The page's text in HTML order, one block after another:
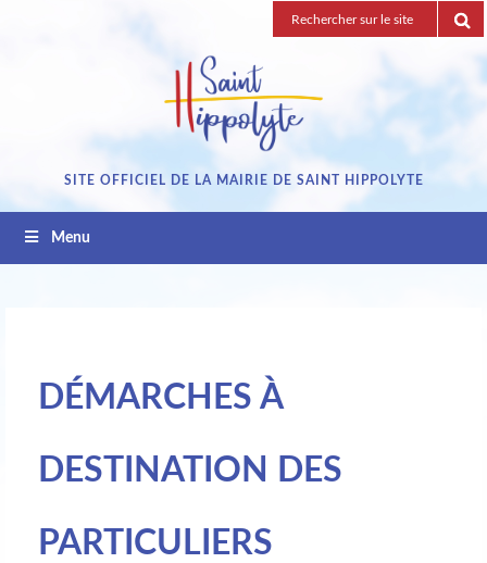
Recherche
pour
SITE OFFICIEL DE LA MAIRIE DE SAINT HIPPOLYTE
Menu
DÉMARCHES À
DESTINATION DES
PARTICULIERS